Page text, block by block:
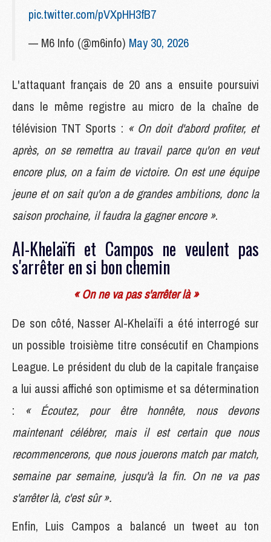
pic.twitter.com/pVXpHH3fB7
— M6 Info (@m6info) May 30, 2026
L'attaquant français de 20 ans a ensuite poursuivi
dans le même registre au micro de la chaîne de
télévision TNT Sports : « On doit d'abord profiter, et
après, on se remettra au travail parce qu'on en veut
encore plus, on a faim de victoire. On est une équipe
jeune et on sait qu'on a de grandes ambitions, donc la
saison prochaine, il faudra la gagner encore ».
Al-Khelaïfi et Campos ne veulent pas
s'arrêter en si bon chemin
« On ne va pas s'arrêter là »
De son côté, Nasser Al-Khelaïfi a été interrogé sur
un possible troisième titre consécutif en Champions
League. Le président du club de la capitale française
a lui aussi affiché son optimisme et sa détermination
: « Écoutez, pour être honnête, nous devons
maintenant célébrer, mais il est certain que nous
recommencerons, que nous jouerons match par match,
semaine par semaine, jusqu'à la fin. On ne va pas
s'arrêter là, c'est sûr ».
Enfin, Luis Campos a balancé un tweet au ton